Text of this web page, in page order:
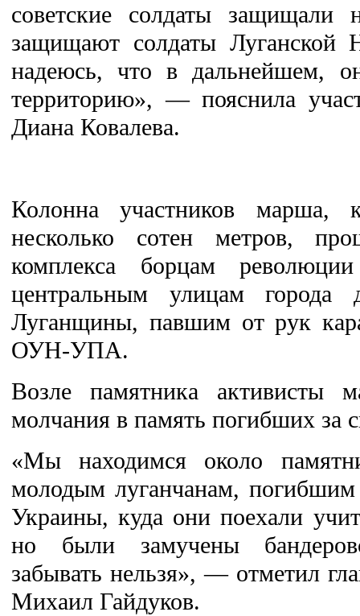
советские солдаты
защищают солдаты Луганской
надеюсь, что в дальнейшем,
территорию», — пояснила
Диана Ковалева.
Колонна участников марша,
несколько сотен метров,
комплекса борцам
центральным улицам города
Луганщины, павшим от рук
ОУН-УПА.
Возле памятника активисты
молчания в память погибших за
«Мы находимся около
молодым луганчанам, погибшим
Украины, куда они поехали
но были замучены
забывать нельзя», — отметил
Михаил Гайдуков.